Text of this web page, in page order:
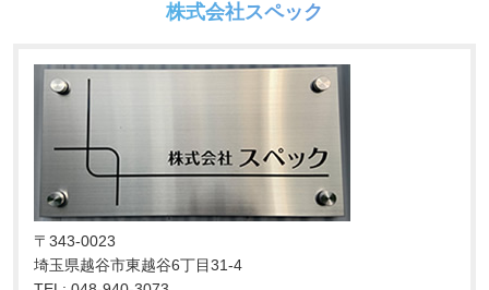
ゲ
株式会社スペック
〒343-0023
埼玉県越谷市東越谷6丁目31-4